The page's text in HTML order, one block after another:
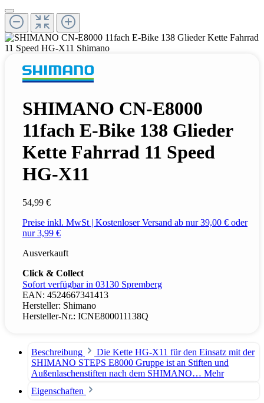
SHIMANO CN-E8000
11fach E-Bike 138 Glieder
Kette Fahrrad 11 Speed
HG-X11
54,99 €
Preise inkl. MwSt | Kostenloser Versand ab nur 39,00 € oder
nur 3,99 €
Ausverkauft
Click & Collect
Sofort verfügbar in 03130 Spremberg
EAN: 4524667341413
Hersteller: Shimano
Hersteller-Nr.: ICNE800011138Q
Beschreibung
Die Kette HG-X11 für den Einsatz mit der
SHIMANO STEPS E8000 Gruppe ist an Stiften und
Außenlaschenstiften nach dem SHIMANO… Mehr
Eigenschaften